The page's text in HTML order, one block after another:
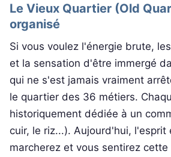
Le Vieux Quartier (Old
organisé
Si vous voulez l'énergie brute,
et la sensation d'être immergé
qui ne s'est jamais vraiment
le quartier des 36 métiers.
historiquement dédiée à un
cuir, le riz...). Aujourd'hui, l'esprit
marcherez et vous sentirez